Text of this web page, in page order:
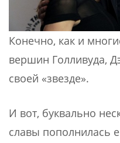
Конечно, как и
вершин Голливуда,
своей «звезде».
И вот, буквально
славы пополнилась